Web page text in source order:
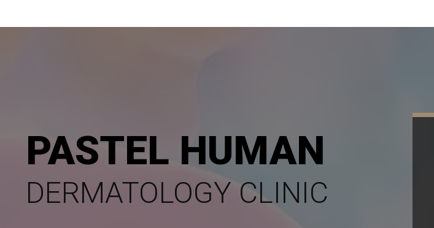
PASTEL HUMAN
DERMATOLOGY CLINIC